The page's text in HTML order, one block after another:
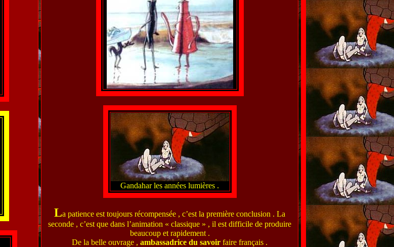
Gandahar les années lumières .
La patience est toujours récompensée , c’est la première conclusion . La
seconde , c’est que dans l’animation « classique » , il est difficile de produire
beaucoup et rapidement .
De la belle ouvrage , ambassadrice du savoir faire français .